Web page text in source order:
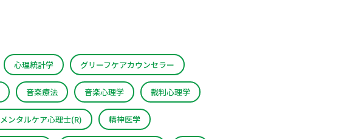
心理統計学 グリーフケアカウンセラー
音楽療法 音楽心理学 裁判心理学
メンタルケア心理士(R) 精神医学